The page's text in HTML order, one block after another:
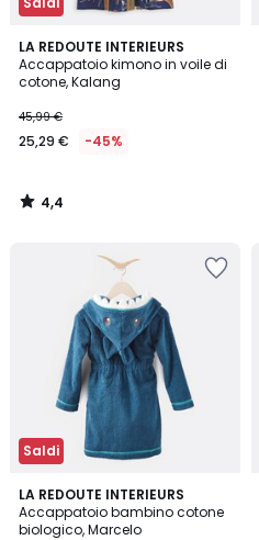
LA REDOUTE INTERIEURS
Accappatoio kimono in voile di
cotone, Kalang
45,99 €
25,29 € -45%
4,4
/ 5
4,4
/
Saldi
LA REDOUTE INTERIEURS
Accappatoio bambino cotone
biologico, Marcelo
4,7
/ 5